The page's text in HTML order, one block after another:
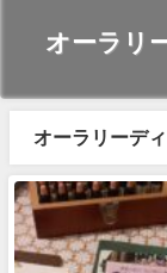
オーラリ
オーラリーデ